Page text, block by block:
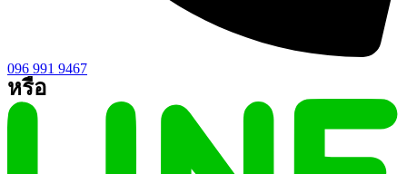
096 991 9467
หรือ